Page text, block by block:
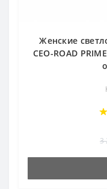
Женские
CEO-ROAD
3